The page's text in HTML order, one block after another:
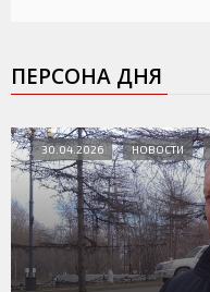
ПЕРСОНА ДНЯ
30.04.2026 НОВОСТИ